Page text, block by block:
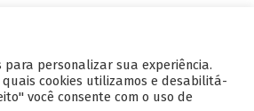
para personalizar sua experiência.
cookies utilizamos e desabilitá-
você consente com o uso de